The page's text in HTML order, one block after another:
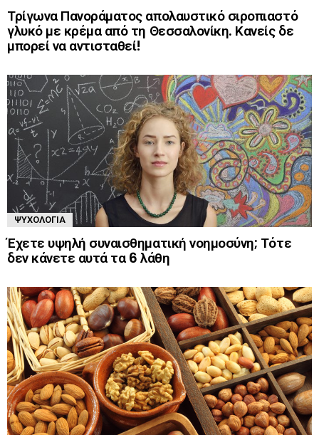
Τρίγωνα Πανοράματος απολαυστικό σιροπιαστό
γλυκό με κρέμα από τη Θεσσαλονίκη. Κανείς δε
μπορεί να αντισταθεί!
ΨΥΧΟΛΟΓΊΑ
Έχετε υψηλή συναισθηματική νοημοσύνη; Τότε
δεν κάνετε αυτά τα 6 λάθη